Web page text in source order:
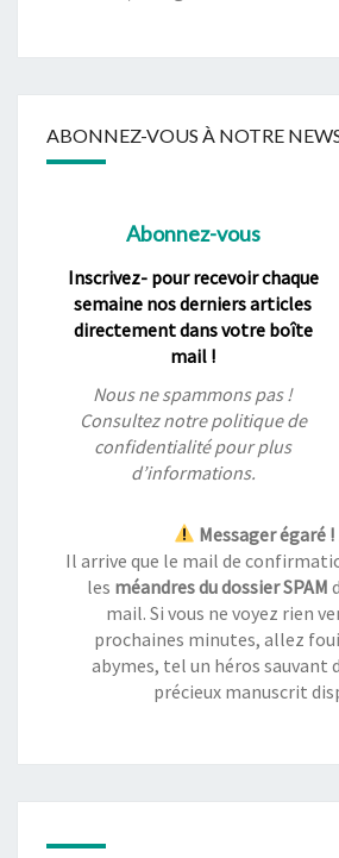
ABONNEZ-VOUS À NOTRE
Abonnez-vous
Inscrivez- pour recevoir chaque
semaine nos derniers articles
directement dans votre boîte
mail !
Nous ne spammons pas !
Consultez notrepolitique de
confidentialitépour plus
d’informations.
Messager égaré !
Il arrive que le mail de
les méandres du dossier SPAM
mail. Si vous ne voyez rien
prochaines minutes, allez
abymes, tel un héros sauvant
précieux manuscrit